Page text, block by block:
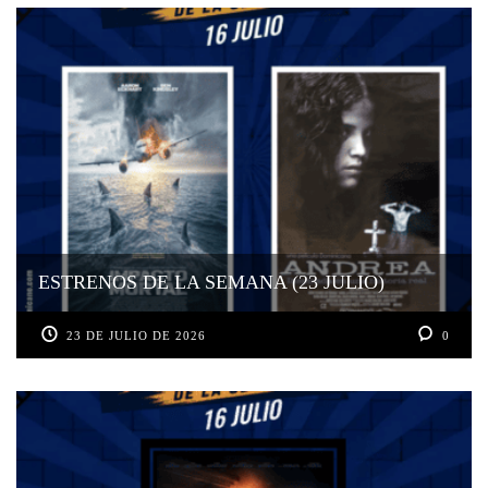
ESTRENOS DE LA SEMANA (23 JULIO)
23 DE JULIO DE 2026 0